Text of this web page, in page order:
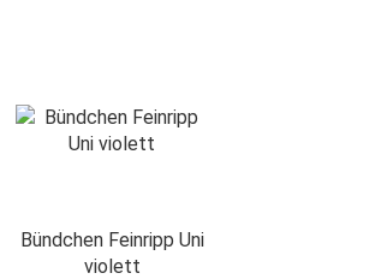
Bündchen Feinripp Uni
violett